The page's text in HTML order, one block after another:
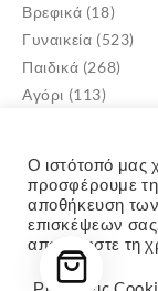
Βρεφικά (18)
Γυναικεία (523)
Παιδικά (268)
Αγόρι (113)
Ο ιστότοπό μας
προσφέρουμε
αποθήκευση
επισκέψεων
αποδέχεστε τη